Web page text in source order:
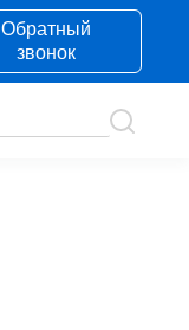
Обратный
звонок